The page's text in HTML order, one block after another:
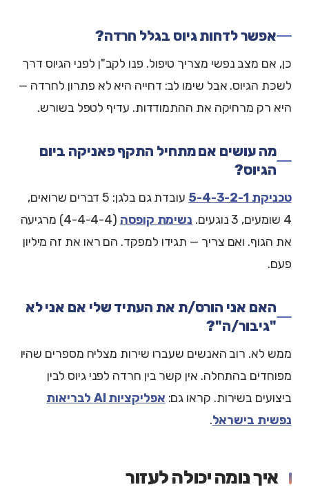
אפשר לדחות גיוס בגלל חרדה?
כן, אם מצב נפשי מצריך טיפול. פנו לקב"ן לפני הגיוס דרך
לשכת הגיוס. אבל שימו לב: דחייה היא לא פתרון לחרדה —
היא רק מרחיקה את ההתמודדות. עדיף לטפל בשורש.
מה עושים אם מתחיל התקף פאניקה ביום
הגיוס?
טכניקת 5-4-3-2-1
עובדת גם בלגן: 5 דברים שרואים,
4 שומעים, 3 נוגעים.
נשימת קופסה
(4-4-4-4) מרגיעה
את הגוף. ואם צריך — תגידו למפקד. הם ראו את זה מיליון
פעם.
האם אני הורס/ת את העתיד שלי אם אני לא
"גיבור/ה"?
ממש לא. רוב האנשים שעברו שירות מצליח מספרים שהיו
מפוחדים בהתחלה. אין קשר בין חרדה לפני גיוס לבין
ביצועים בשירות. קראו גם:
אפליקציות AI לבריאות
נפשית בישראל.
איך נומה יכולה לעזור